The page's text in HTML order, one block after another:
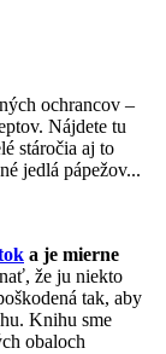
ochrancov –
Nájdete tu
stáročia aj to
jedlá pápežov...
a je mierne
že ju niekto
tak, aby
Knihu sme
obaloch